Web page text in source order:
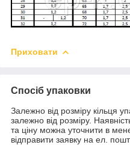
Приховати
Спосіб упаковки
Залежно від розміру кільця
залежно від розміру.
та ціну можна уточнити в
відправити заявку на ел.